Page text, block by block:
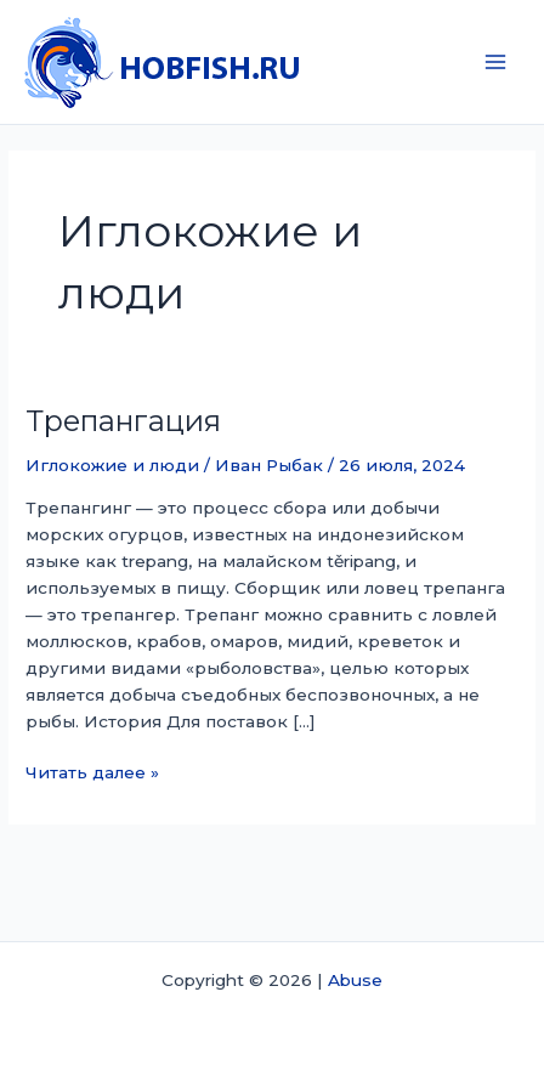
содержимому
Иглокожие и
люди
Трепангация
Иглокожие и люди / Иван Рыбак/ 26 июля, 2024
Трепангинг — это процесс сбора или добычи
морских огурцов, известных на индонезийском
языке как trepang, на малайском těripang, и
используемых в пищу. Сборщик или ловец трепанга
— это трепангер. Трепанг можно сравнить с ловлей
моллюсков, крабов, омаров, мидий, креветок и
другими видами «рыболовства», целью которых
является добыча съедобных беспозвоночных, а не
рыбы. История Для поставок […]
Трепангация
Читать далее »
Copyright © 2026 | Abuse